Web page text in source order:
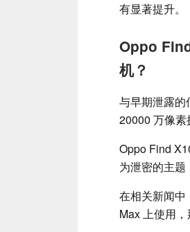
有显著提升。
Oppo
机？
与早期泄露的
20000 万像素
Oppo Find
为泄密的主题
在相关新闻中
Max 上使用，